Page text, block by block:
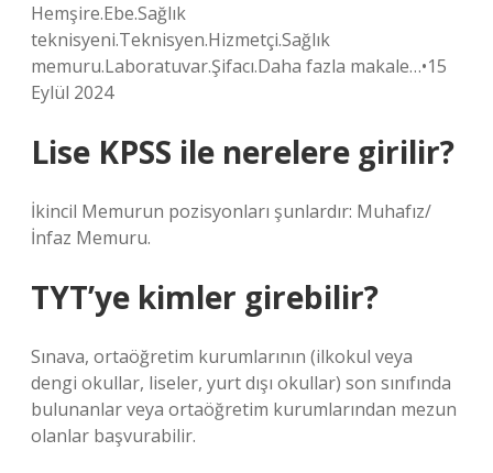
Hemşire.Ebe.Sağlık
teknisyeni.Teknisyen.Hizmetçi.Sağlık
memuru.Laboratuvar.Şifacı.Daha fazla makale…•15
Eylül 2024
Lise KPSS ile nerelere girilir?
İkincil Memurun pozisyonları şunlardır: Muhafız/
İnfaz Memuru.
TYT’ye kimler girebilir?
Sınava, ortaöğretim kurumlarının (ilkokul veya
dengi okullar, liseler, yurt dışı okullar) son sınıfında
bulunanlar veya ortaöğretim kurumlarından mezun
olanlar başvurabilir.